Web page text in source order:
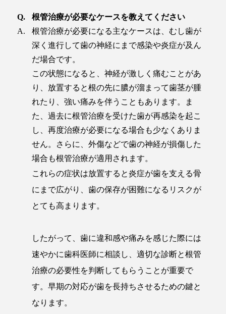
根管治療が必要なケースを教えてください
根管治療が必要になる主なケースは、むし歯が
深く進行して歯の神経にまで感染や炎症が及ん
だ場合です。
この状態になると、神経が激しく痛むことがあ
り、放置すると根の先に膿が溜まって歯茎が腫
れたり、強い痛みを伴うこともあります。ま
た、過去に根管治療を受けた歯が再感染を起こ
し、再度治療が必要になる場合も少なくありま
せん。さらに、外傷などで歯の神経が損傷した
場合も根管治療が適用されます。
これらの症状は放置すると炎症が歯を支える骨
にまで広がり、歯の保存が困難になるリスクが
とても高まります。
したがって、歯に違和感や痛みを感じた際には
速やかに歯科医師に相談し、適切な診断と根管
治療の必要性を判断してもらうことが重要で
す。早期の対応が歯を長持ちさせるための鍵と
なります。